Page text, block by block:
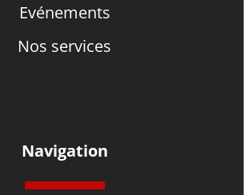
Evénements
Nos services
Navigation